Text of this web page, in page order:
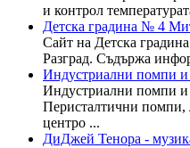
и контрол
Детска градина № 4
Сайт на Детска
Разград. Съдържа
Индустриални помпи
Индустриални помпи и
Перисталтични
центро ...
ДиДжей Тенора -